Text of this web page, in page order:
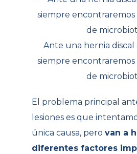
Ante una hernia
siempre
de
El problema principal
lesiones es que
única causa, pero van a
diferentes factores